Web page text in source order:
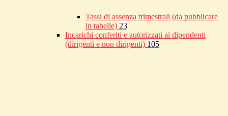
Tassi di assenza trimestrali (da pubblicare
in tabelle) 23
Incarichi conferiti e autorizzati ai dipendenti
(dirigenti e non dirigenti) 105